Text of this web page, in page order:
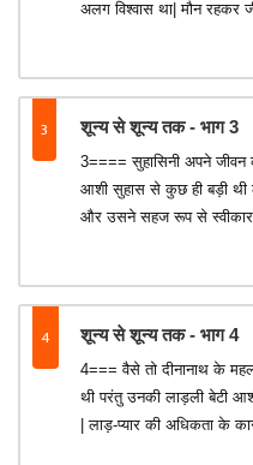
अलग विश्वास था| मौन रहकर
3 शून्य से शून्य तक - भाग 3
3==== सुहासिनी अपने जीवन
आशी सुहास से कुछ ही बड़ी
और उसने सहज रूप से स्वीकार
4 शून्य से शून्य तक - भाग 4
4=== वैसे तो दीनानाथ के
थी परंतु उनकी लाड़ली बेटी
| लाड़-प्यार की अधिकता के